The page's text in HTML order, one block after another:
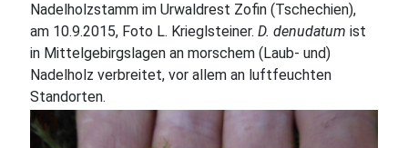
Nadelholzstamm im Urwaldrest Zofin (Tschechien),
am 10.9.2015, Foto L. Krieglsteiner. D. denudatum ist
in Mittelgebirgslagen an morschem (Laub- und)
Nadelholz verbreitet, vor allem an luftfeuchten
Standorten.